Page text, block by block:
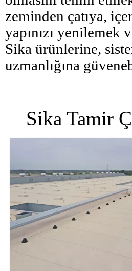
zeminden çatıya,
yapınızı yenilemek
Sika ürünlerine,
uzmanlığına
Sika Tamir